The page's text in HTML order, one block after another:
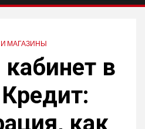
МАГАЗИНЫ
в
как